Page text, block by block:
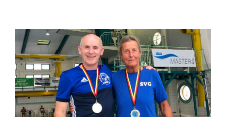
Zeige
grösseres
Bild